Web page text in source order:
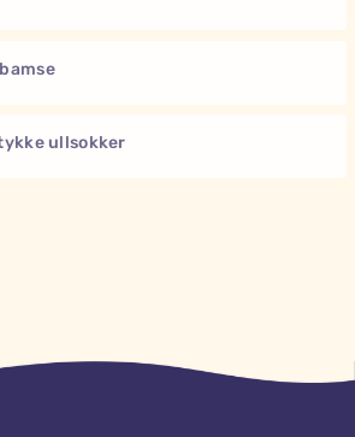
ullsokker